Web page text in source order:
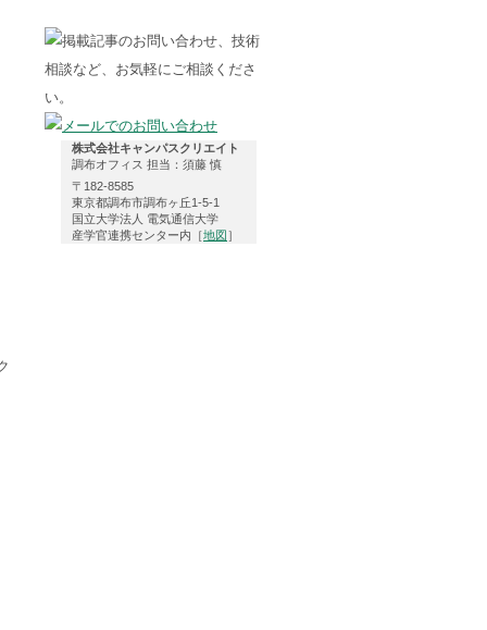
株式会社キャンパスクリエイト
調布オフィス 担当：須藤 慎
〒182-8585
東京都調布市調布ヶ丘1-5-1
国立大学法人 電気通信大学
産学官連携センター内［地図］